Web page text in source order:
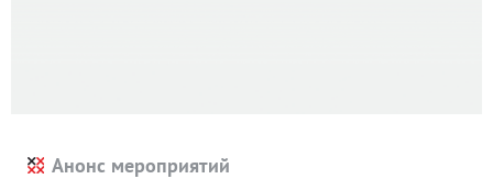
Анонс мероприятий